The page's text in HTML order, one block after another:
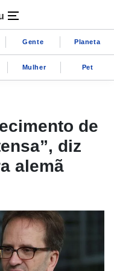
Gente Planeta
Mulher Pet
de
diz
alemã